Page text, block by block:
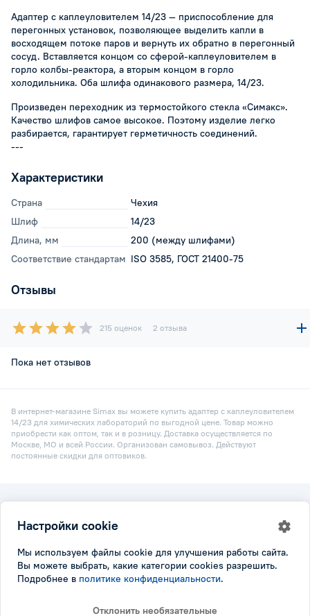
Адаптер с каплеуловителем 14/23 — приспособление для
перегонных установок, позволяющее выделить капли в
восходящем потоке паров и вернуть их обратно в перегонный
сосуд. Вставляется концом со сферой-каплеуловителем в
горло колбы-реактора, а вторым концом в горло
холодильника. Оба шлифа одинакового размера, 14/23.
Произведен переходник из термостойкого стекла «Симакс».
Качество шлифов самое высокое. Поэтому изделие легко
разбирается, гарантирует герметичность соединений.
---
Характеристики
Страна
Чехия
Шлиф
14/23
Длина, мм
200 (между шлифами)
Соответствие стандартам ISO 3585, ГОСТ 21400-75
Отзывы
215 оценок 2 отзыва
Пока нет отзывов
В интернет-магазине Simax вы можете купить адаптер с каплеуловителем
14/23 для химических лабораторий по выгодной цене. Товар можно
приобрести как оптом, так и в розницу. Доставка осуществляется по
Москве, МО и всей России. Организован самовывоз. Действуют
постоянные скидки для оптовиков.
Все права защищены.
Политика конфидициальности
| Настройки cookie
Настройки cookie
Мы используем файлы cookie для улучшения работы сайта.
Вы можете выбрать, какие категории cookies разрешить.
Подробнее в политике конфиденциальности.
Отклонить необязательные